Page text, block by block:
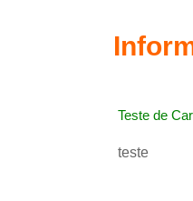
Teste de
teste